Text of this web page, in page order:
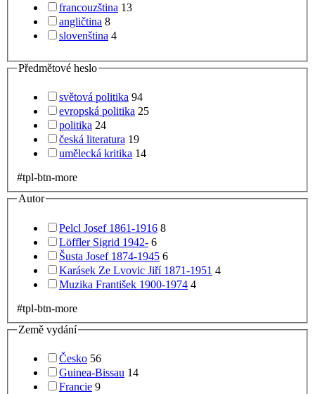
francouzština 13
angličtina 8
slovenština 4
Předmětové heslo
světová politika 94
evropská politika 25
politika 24
česká literatura 19
umělecká kritika 14
#tpl-btn-more
Autor
Pelcl Josef 1861-1916 8
Löffler Sigrid 1942- 6
Šusta Josef 1874-1945 6
Karásek Ze Lvovic Jiří 1871-1951 4
Muzika František 1900-1974 4
#tpl-btn-more
Země vydání
Česko 56
Guinea-Bissau 14
Francie 9